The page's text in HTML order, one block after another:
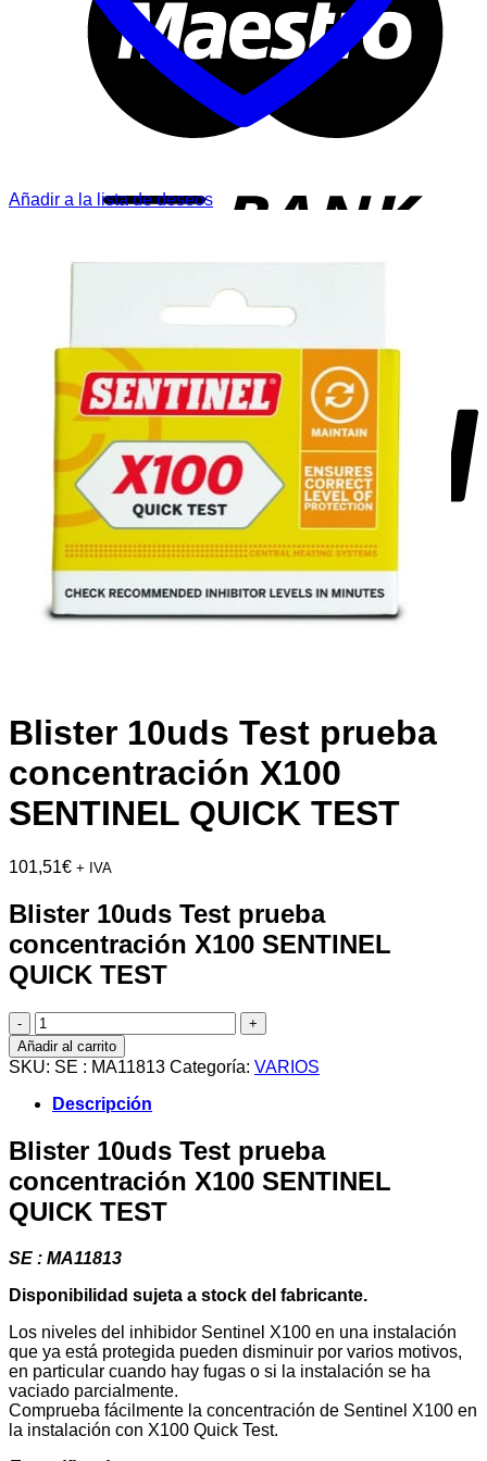
Añadir a la lista de deseos
Blister 10uds Test prueba
concentración X100
SENTINEL QUICK TEST
101,51€ + IVA
Blister 10uds Test prueba
concentración X100 SENTINEL
QUICK TEST
Blister
10uds
Test
prueba
concentración
X100
SENTINEL
QUICK
TEST
cantidad
Añadir al carrito
SKU: SE : MA11813 Categoría: VARIOS
Descripción
Blister 10uds Test prueba
concentración X100 SENTINEL
QUICK TEST
SE : MA11813
Disponibilidad sujeta a stock del fabricante.
Los niveles del inhibidor Sentinel X100 en una instalación
que ya está protegida pueden disminuir por varios motivos,
en particular cuando hay fugas o si la instalación se ha
vaciado parcialmente.
Comprueba fácilmente la concentración de Sentinel X100 en
la instalación con X100 Quick Test.